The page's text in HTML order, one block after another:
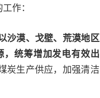
作：
沙漠、戈壁、荒漠地区
统筹增加发电有效出
炭生产供应，加强清洁